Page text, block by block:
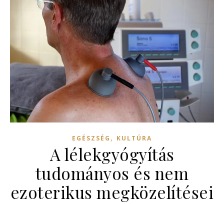
EGÉSZSÉG , KULTÚRA
A lélekgyógyítás
tudományos és nem
ezoterikus megközelítései